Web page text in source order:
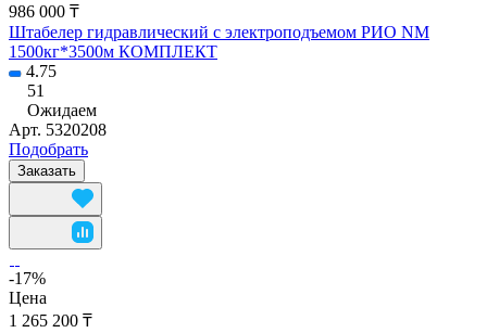
986 000 ₸
Штабелер гидравлический с электроподъемом РИО NM
1500кг*3500м КОМПЛЕКТ
4.75
51
Ожидаем
Арт. 5320208
Подобрать
Заказать
-17%
Цена
1 265 200 ₸